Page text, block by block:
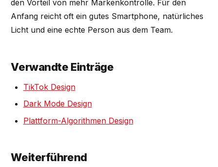
den Vorteil von mehr Markenkontrolle. Für den
Anfang reicht oft ein gutes Smartphone, natürliches
Licht und eine echte Person aus dem Team.
Verwandte Einträge
TikTok Design
Dark Mode Design
Plattform-Algorithmen Design
Weiterführend